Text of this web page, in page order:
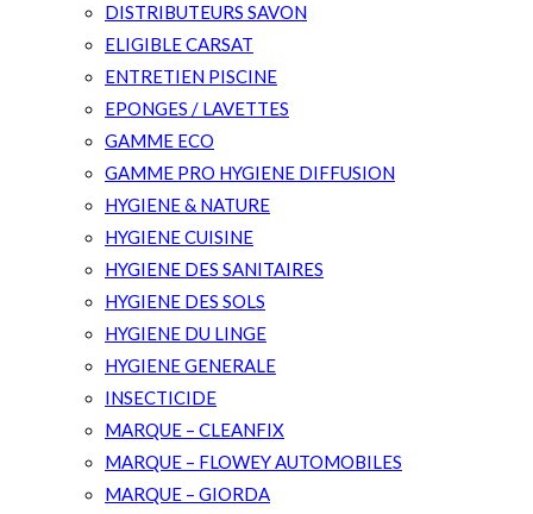
DISTRIBUTEURS SAVON
ELIGIBLE CARSAT
ENTRETIEN PISCINE
EPONGES / LAVETTES
GAMME ECO
GAMME PRO HYGIENE DIFFUSION
HYGIENE & NATURE
HYGIENE CUISINE
HYGIENE DES SANITAIRES
HYGIENE DES SOLS
HYGIENE DU LINGE
HYGIENE GENERALE
INSECTICIDE
MARQUE – CLEANFIX
MARQUE – FLOWEY AUTOMOBILES
MARQUE – GIORDA